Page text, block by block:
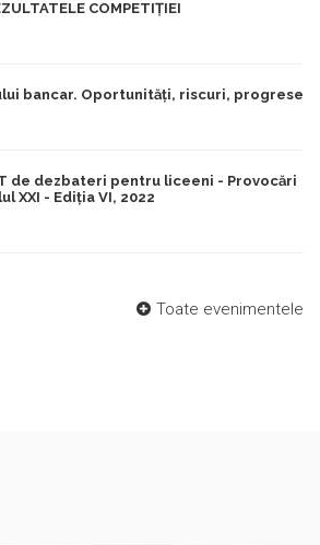
COMPETIȚIEI
bancar. Oportunități, riscuri, progrese
de dezbateri pentru liceeni - Provocări
XXI - Ediția VI, 2022
Toate evenimentele